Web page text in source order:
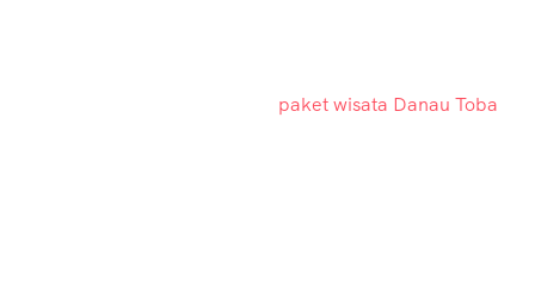
paket wisata Danau Toba